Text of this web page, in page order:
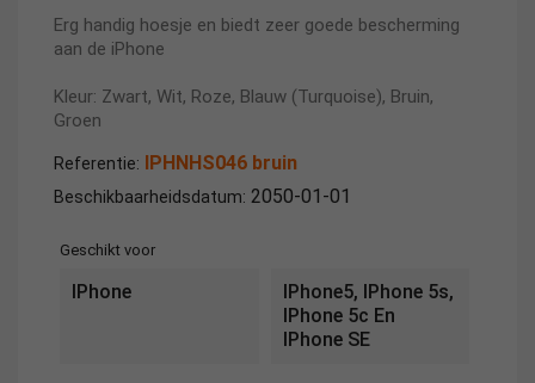
Erg handig hoesje en biedt zeer goede bescherming
aan de iPhone
Kleur: Zwart, Wit, Roze, Blauw (Turquoise), Bruin,
Groen
Referentie: IPHNHS046 bruin
Beschikbaarheidsdatum: 2050-01-01
Geschikt voor
IPhone
IPhone5, IPhone 5s,
IPhone 5c En
IPhone SE